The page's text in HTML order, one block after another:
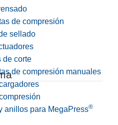
de compresión
sellado
de corte
de compresión manuales
anillos para MegaPress®